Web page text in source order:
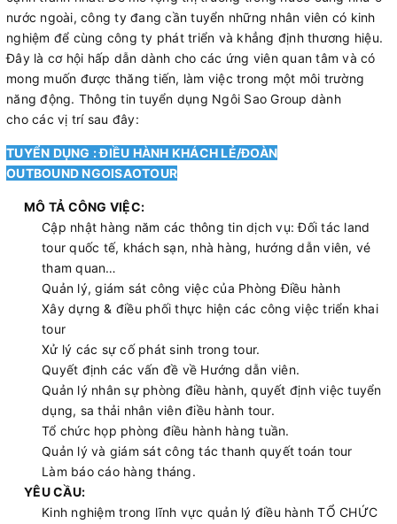
nước ngoài, công ty đang cần tuyển những nhân viên có kinh
nghiệm để cùng công ty phát triển và khẳng định thương hiệu.
Đây là cơ hội hấp dẫn dành cho các ứng viên quan tâm và có
mong muốn được thăng tiến, làm việc trong một môi trường
năng động. Thông tin tuyển dụng Ngôi Sao Group dành
cho các vị trí sau đây:
TUYỂN DỤNG : ĐIỀU HÀNH KHÁCH LẺ/ĐOÀN
OUTBOUND NGOISAOTOUR
MÔ TẢ CÔNG VIỆC:
Cập nhật hàng năm các thông tin dịch vụ: Đối tác land
tour quốc tế, khách sạn, nhà hàng, hướng dẫn viên, vé
tham quan…
Quản lý, giám sát công việc của Phòng Điều hành
Xây dựng & điều phối thực hiện các công việc triển khai
tour
Xử lý các sự cố phát sinh trong tour.
Quyết định các vấn đề về Hướng dẫn viên.
Quản lý nhân sự phòng điều hành, quyết định việc tuyển
dụng, sa thải nhân viên điều hành tour.
Tổ chức họp phòng điều hành hàng tuần.
Quản lý và giám sát công tác thanh quyết toán tour
Làm báo cáo hàng tháng.
YÊU CẦU:
Kinh nghiệm trong lĩnh vực quản lý điều hành TỔ CHỨC